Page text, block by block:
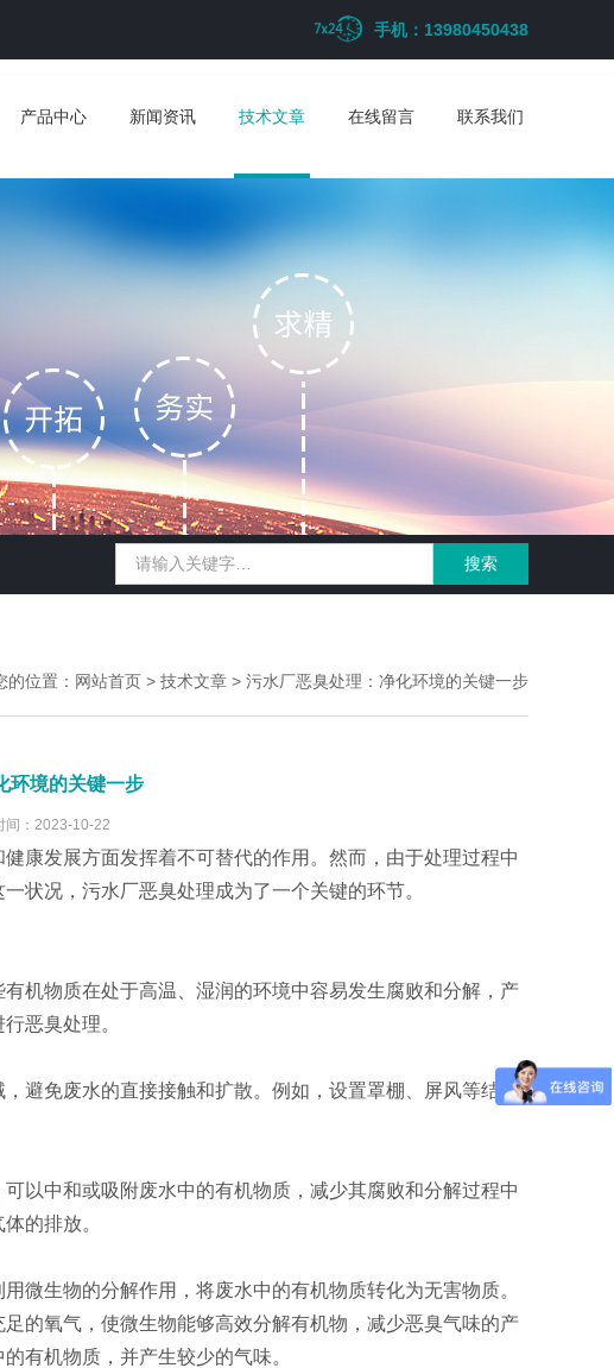
手机：13980450438
产品中心 新闻资讯 技术文章 在线留言 联系我们
的位置： 网站首页 > 技术文章 > 污水厂恶臭处理：净化环境的关键一步
环境的关键一步
间：2023-10-22
发展方面发挥着不可替代的作用。然而，由于处理过程中
状况，污水厂恶臭处理成为了一个关键的环节。
物质在处于高温、湿润的环境中容易发生腐败和分解，产
恶臭处理。
免废水的直接接触和扩散。例如，设置罩棚、屏风等结构
中和或吸附废水中的有机物质，减少其腐败和分解过程中
的排放。
生物的分解作用，将废水中的有机物质转化为无害物质。
的氧气，使微生物能够高效分解有机物，减少恶臭气味的产
有机物质，并产生较少的气味。